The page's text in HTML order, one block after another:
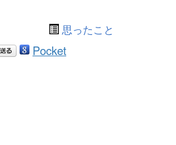
思ったこと
Pocket